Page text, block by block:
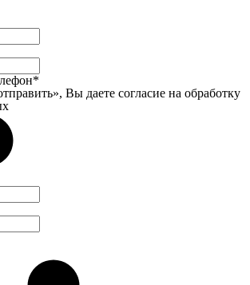
Вы даете согласие на обработку